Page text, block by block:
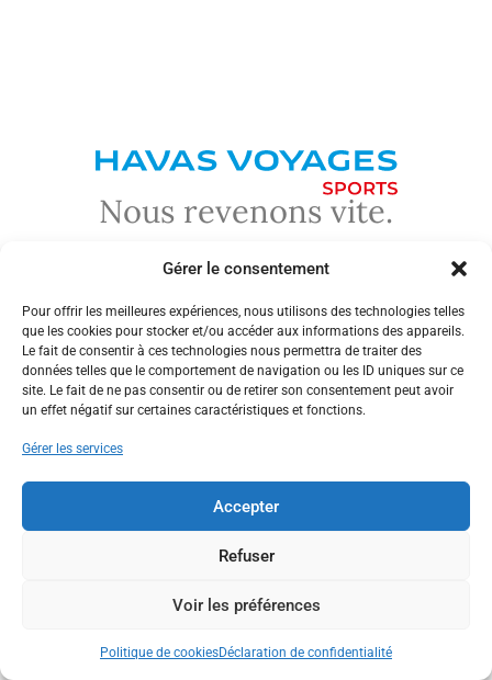
Gérer le consentement
Pour offrir les meilleures expériences, nous utilisons des technologies telles
que les cookies pour stocker et/ou accéder aux informations des appareils.
Le fait de consentir à ces technologies nous permettra de traiter des
données telles que le comportement de navigation ou les ID uniques sur ce
site. Le fait de ne pas consentir ou de retirer son consentement peut avoir
un effet négatif sur certaines caractéristiques et fonctions.
Gérer les services
Accepter
Refuser
Voir les préférences
Politique de cookiesDéclaration de confidentialité
Nous revenons vite.